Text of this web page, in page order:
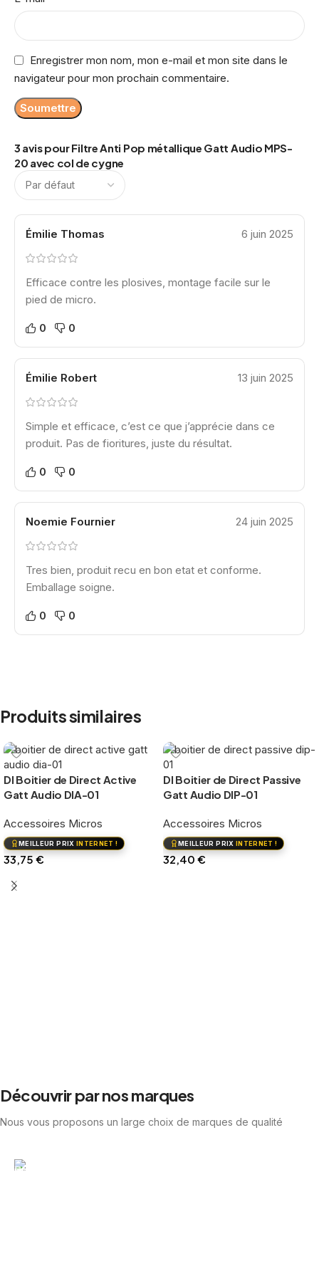
3 avis pourFiltre Anti Pop métallique Gatt Audio MPS-
20 avec col de cygne
Émilie Thomas 6 juin 2025
Efficace contre les plosives, montage facile sur le
pied de micro.
0 0
Émilie Robert 13 juin 2025
Simple et efficace, c’est ce que j’apprécie dans ce
produit. Pas de fioritures, juste du résultat.
0 0
Noemie Fournier 24 juin 2025
Tres bien, produit recu en bon etat et conforme.
Emballage soigne.
0 0
Enregistrer mon nom, mon e-mail et mon site dans le
navigateur pour mon prochain commentaire.
Produits similaires
DI Boitier de Direct Active
Gatt Audio DIA-01
Accessoires Micros
MEILLEUR PRIX INTERNET !
33,75 €
Ajouter au panier
DI Boitier de Direct Passive
Gatt Audio DIP-01
Accessoires Micros
MEILLEUR PRIX INTERNET !
32,40 €
Découvrir par nos marques
Nous vous proposons un large choix de marques de qualité